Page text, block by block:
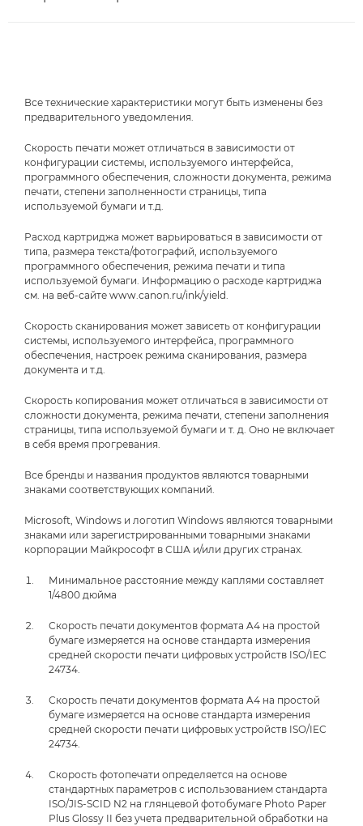
Все технические характеристики могут быть изменены без
предварительного уведомления.
Скорость печати может отличаться в зависимости от
конфигурации системы, используемого интерфейса,
программного обеспечения, сложности документа, режима
печати, степени заполненности страницы, типа
используемой бумаги и т.д.
Расход картриджа может варьироваться в зависимости от
типа, размера текста/фотографий, используемого
программного обеспечения, режима печати и типа
используемой бумаги. Информацию о расходе картриджа
см. на веб-сайте www.canon.ru/ink/yield.
Скорость сканирования может зависеть от конфигурации
системы, используемого интерфейса, программного
обеспечения, настроек режима сканирования, размера
документа и т.д.
Скорость копирования может отличаться в зависимости от
сложности документа, режима печати, степени заполнения
страницы, типа используемой бумаги и т. д. Оно не включает
в себя время прогревания.
Все бренды и названия продуктов являются товарными
знаками соответствующих компаний.
Microsoft, Windows и логотип Windows являются товарными
знаками или зарегистрированными товарными знаками
корпорации Майкрософт в США и/или других странах.
Минимальное расстояние между каплями составляет
1/4800 дюйма
Скорость печати документов формата A4 на простой
бумаге измеряется на основе стандарта измерения
средней скорости печати цифровых устройств ISO/IEC
24734.
Скорость печати документов формата A4 на простой
бумаге измеряется на основе стандарта измерения
средней скорости печати цифровых устройств ISO/IEC
24734.
Скорость фотопечати определяется на основе
стандартных параметров с использованием стандарта
ISO/JIS-SCID N2 на глянцевой фотобумаге Photo Paper
Plus Glossy II без учета предварительной обработки на